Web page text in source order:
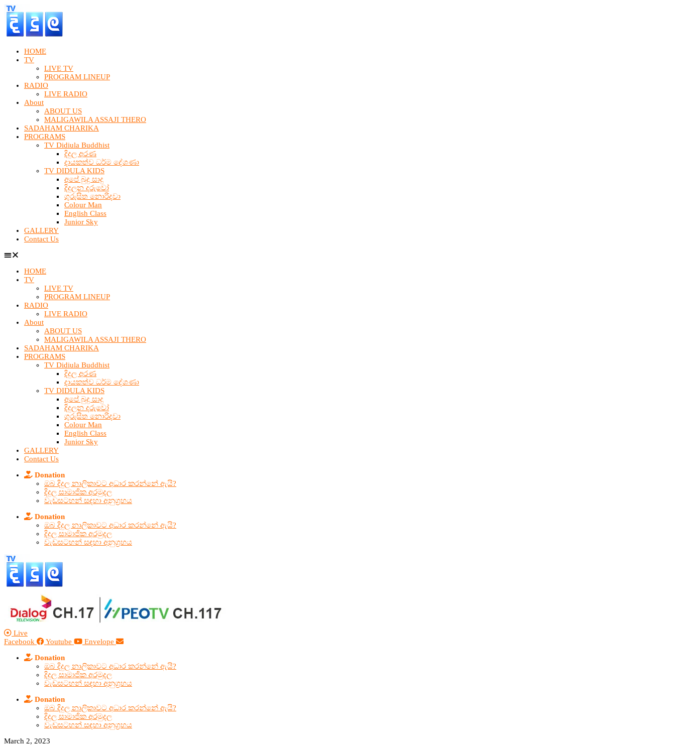
HOME
TV
LIVE TV
PROGRAM LINEUP
RADIO
LIVE RADIO
About
ABOUT US
MALIGAWILA ASSAJI THERO
SADAHAM CHARIKA
PROGRAMS
TV Didiula Buddhist
දිදුල අරණ
දායකත්ව ධර්ම දේශණා
TV DIDULA KIDS
අපේ බුදු සාදු
දිදුලන දරුවෝ
ගුරුසිත නොරිදවා
Colour Man
English Class
Junior Sky
GALLERY
Contact Us
HOME
TV
LIVE TV
PROGRAM LINEUP
RADIO
LIVE RADIO
About
ABOUT US
MALIGAWILA ASSAJI THERO
SADAHAM CHARIKA
PROGRAMS
TV Didiula Buddhist
දිදුල අරණ
දායකත්ව ධර්ම දේශණා
TV DIDULA KIDS
අපේ බුදු සාදු
දිදුලන දරුවෝ
ගුරුසිත නොරිදවා
Colour Man
English Class
Junior Sky
GALLERY
Contact Us
Donation
ඔබ දිදුල නාලිකාවට අධාර කරන්නේ ඇයි?
දිදුල සාමාජික අරමුදල
වැඩසටහන් සඳහා අනුග්‍රහය
Donation
ඔබ දිදුල නාලිකාවට අධාර කරන්නේ ඇයි?
දිදුල සාමාජික අරමුදල
වැඩසටහන් සඳහා අනුග්‍රහය
Live
Facebook
Youtube Envelope
Donation
ඔබ දිදුල නාලිකාවට අධාර කරන්නේ ඇයි?
දිදුල සාමාජික අරමුදල
වැඩසටහන් සඳහා අනුග්‍රහය
Donation
ඔබ දිදුල නාලිකාවට අධාර කරන්නේ ඇයි?
දිදුල සාමාජික අරමුදල
වැඩසටහන් සඳහා අනුග්‍රහය
March 2, 2023